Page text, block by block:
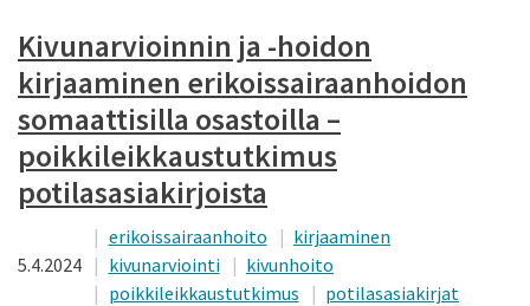
Kivunarvioinnin ja -hoidon
kirjaaminen erikoissairaanhoidon
somaattisilla osastoilla –
poikkileikkaustutkimus
potilasasiakirjoista
5.4.2024
erikoissairaanhoito
kirjaaminen
kivunarviointi
kivunhoito
poikkileikkaustutkimus
potilasasiakirjat